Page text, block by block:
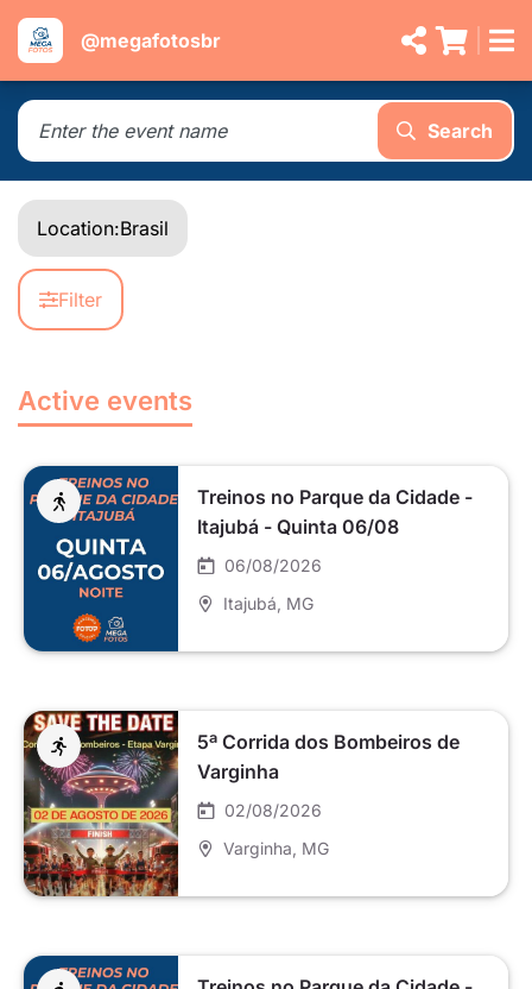
@megafotosbr
Search
Location:Brasil
Filter
Active events
Treinos no Parque da Cidade -
Itajubá - Quinta 06/08
06/08/2026
Itajubá , MG
5ª Corrida dos Bombeiros de
Varginha
02/08/2026
Varginha , MG